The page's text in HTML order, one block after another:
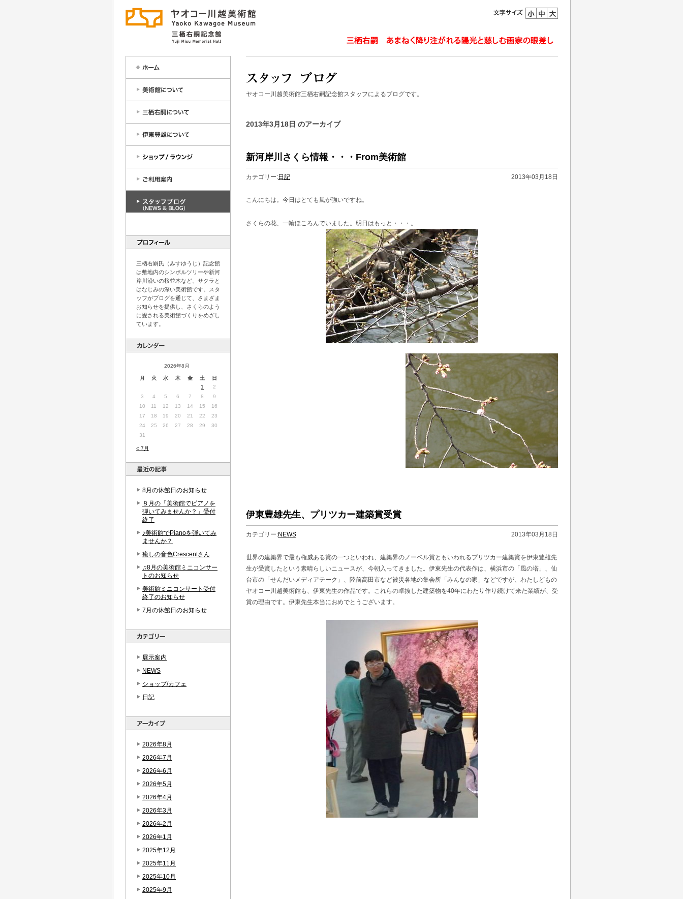
三栖右嗣氏（みすゆうじ）記念館
は敷地内のシンボルツリーや新河
岸川沿いの桜並木など、サクラと
はなじみの深い美術館です。スタ
ッフがブログを通じて、さまざま
お知らせを提供し、さくらのよう
に愛される美術館づくりをめざし
ています。
2026年8月
月 火 水 木 金 土 日
« 7月
1
2
3
4 5 6 7 8
9
10
11 12 13 14 15
16
17
18 19 20 21 22
23
24
25 26 27 28 29
30
31
8月の休館日のお知らせ
８月の「美術館でピアノを
弾いてみませんか？」受付
終了
♪美術館でPianoを弾いてみ
ませんか？
癒しの音色Crescentさん
♫8月の美術館ミニコンサー
トのお知らせ
美術館ミニコンサート受付
終了のお知らせ
7月の休館日のお知らせ
展示案内
NEWS
ショップ/カフェ
日記
2026年8月
2026年7月
2026年6月
2026年5月
2026年4月
2026年3月
2026年2月
2026年1月
2025年12月
2025年11月
2025年10月
2025年9月
ヤオコー川越美術館三栖右嗣記念館スタッフによるブログです。
2013年3月18日 のアーカイブ
新河岸川さくら情報・・・From美術館
カテゴリー:日記 2013年03月18日
こんにちは。今日はとても風が強いですね。
さくらの花、一輪ほころんでいました。明日はもっと・・・。
伊東豊雄先生、プリツカー建築賞受賞
カテゴリー:NEWS 2013年03月18日
世界の建築界で最も権威ある賞の一つといわれ、建築界のノーベル賞ともいわれるプリツカー建築賞を伊東豊雄先
生が受賞したという素晴らしいニュースが、今朝入ってきました。伊東先生の代表作は、横浜市の「風の塔」、仙
台市の「せんだいメディアテーク」、陸前高田市など被災各地の集会所「みんなの家」などですが、わたしどもの
ヤオコー川越美術館も、伊東先生の作品です。これらの卓抜した建築物を40年にわたり作り続けて来た業績が、受
賞の理由です。伊東先生本当におめでとうございます。